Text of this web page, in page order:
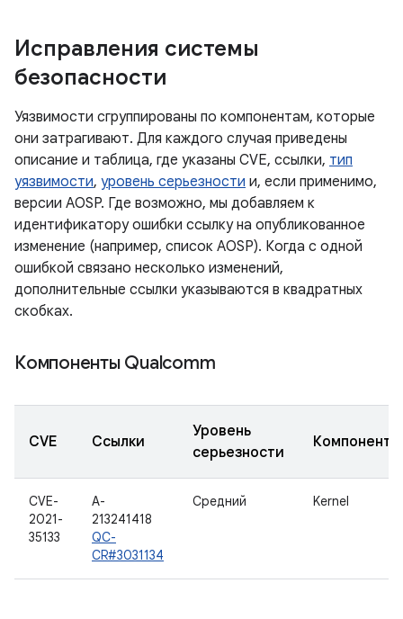
Исправления системы
безопасности
Уязвимости сгруппированы по компонентам, которые
они затрагивают. Для каждого случая приведены
описание и таблица, где указаны CVE, ссылки, тип
уязвимости, уровень серьезности и, если применимо,
версии AOSP. Где возможно, мы добавляем к
идентификатору ошибки ссылку на опубликованное
изменение (например, список AOSP). Когда с одной
ошибкой связано несколько изменений,
дополнительные ссылки указываются в квадратных
скобках.
Компоненты Qualcomm
CVE Ссылки
Уровень
серьезности
Компонент
CVE-
2021-
35133
A-
213241418
QC-
CR#3031134
Средний Kernel